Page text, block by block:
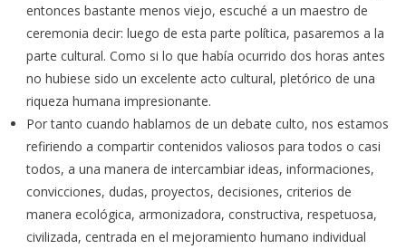
entonces bastante menos viejo, escuché a un maestro de
ceremonia decir: luego de esta parte política, pasaremos a la
parte cultural. Como si lo que había ocurrido dos horas antes
no hubiese sido un excelente acto cultural, pletórico de una
riqueza humana impresionante.
Por tanto cuando hablamos de un debate culto, nos estamos
refiriendo a compartir contenidos valiosos para todos o casi
todos, a una manera de intercambiar ideas, informaciones,
convicciones, dudas, proyectos, decisiones, criterios de
manera ecológica, armonizadora, constructiva, respetuosa,
civilizada, centrada en el mejoramiento humano individual